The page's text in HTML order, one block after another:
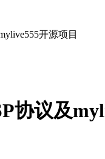
开源项目
协议及